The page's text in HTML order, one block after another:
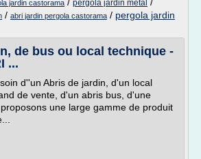
jardin castorama pergola jardin metal
/ abri jardin pergola castorama / pergola jardin
de bus ou local technique -
...
d''un Abris de jardin, d'un local
de vente, d'un abris bus, d'une
une large gamme de produit